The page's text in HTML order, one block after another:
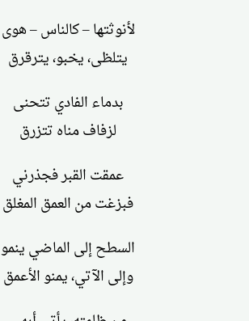
لأنوثتها – كالناس – هوى
يتلظى، يخبو، يترقرق
بدماء الفادي تتحنى
لزفاف مناه تتزرق
عمقت القبر فجذرني
فبزغت من العمق المغلق
السطح إلى الماضي ينمو
وإلى الآتي، يمنو الأعمق